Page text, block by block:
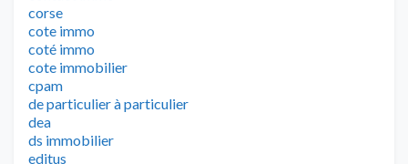
corse
cote immo
coté immo
cote immobilier
cpam
de particulier à particulier
dea
ds immobilier
editus